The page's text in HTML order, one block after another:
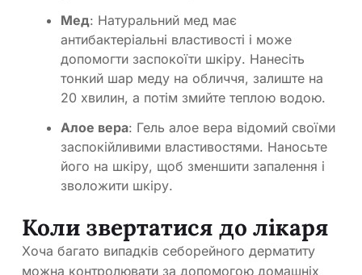
Мед: Натуральний мед має
антибактеріальні властивості і може
допомогти заспокоїти шкіру. Нанесіть
тонкий шар меду на обличчя, залиште на
20 хвилин, а потім змийте теплою водою.
Алое вера: Гель алое вера відомий своїми
заспокійливими властивостями. Наносьте
його на шкіру, щоб зменшити запалення і
зволожити шкіру.
Коли звертатися до лікаря
Хоча багато випадків себорейного дерматиту
можна контролювати за допомогою домашніх